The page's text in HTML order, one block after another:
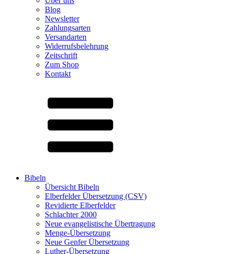
Blog
Newsletter
Zahlungsarten
Versandarten
Widerrufsbelehrung
Zeitschrift
Zum Shop
Kontakt
Bibeln
Übersicht Bibeln
Elberfelder Übersetzung (CSV)
Revidierte Elberfelder
Schlachter 2000
Neue evangelistische Übertragung
Menge-Übersetzung
Neue Genfer Übersetzung
Luther-Übersetzung